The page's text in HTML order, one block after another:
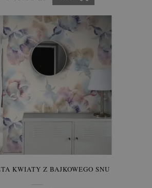
KWIATY Z BAJKOWEGO SNU